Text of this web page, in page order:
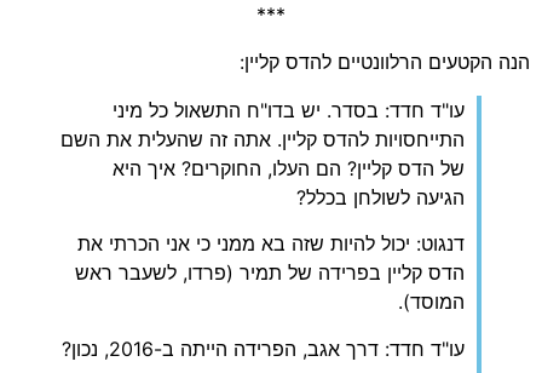
***
הנה הקטעים הרלוונטיים להדס קליין:
עו"ד חדד: בסדר. יש בדו"ח התשאול כל מיני
התייחסויות להדס קליין. אתה זה שהעלית את השם
של הדס קליין? הם העלו, החוקרים? איך היא
הגיעה לשולחן בכלל?
דנגוט: יכול להיות שזה בא ממני כי אני הכרתי את
הדס קליין בפרידה של תמיר (פרדו, לשעבר ראש
המוסד).
עו"ד חדד: דרך אגב, הפרידה הייתה ב-2016, נכון?